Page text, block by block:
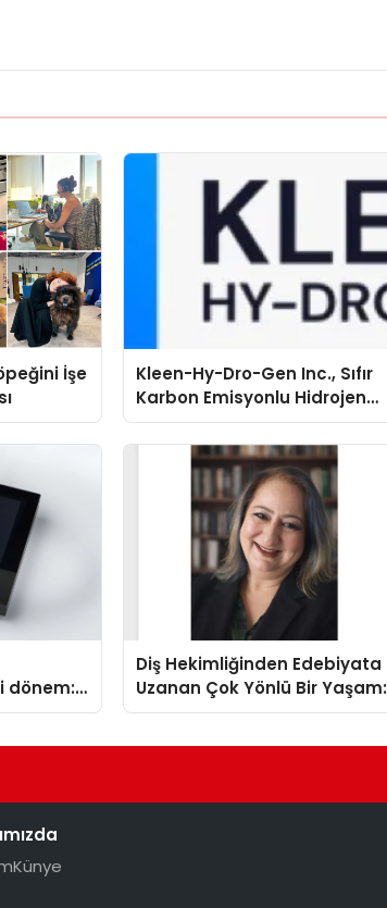
İşe
Kleen-Hy-Dro-Gen Inc., Sıfır
Karbon Emisyonlu Hidrojen
Isıtma Teknolojisinde ISO ve
TSSA Düzenleyici Onaylarını
dönem:
Diş Hekimliğinden Edebiyata
Uzanan Çok Yönlü Bir Yaşam:
Yeşim Şahin Yaman
Künye